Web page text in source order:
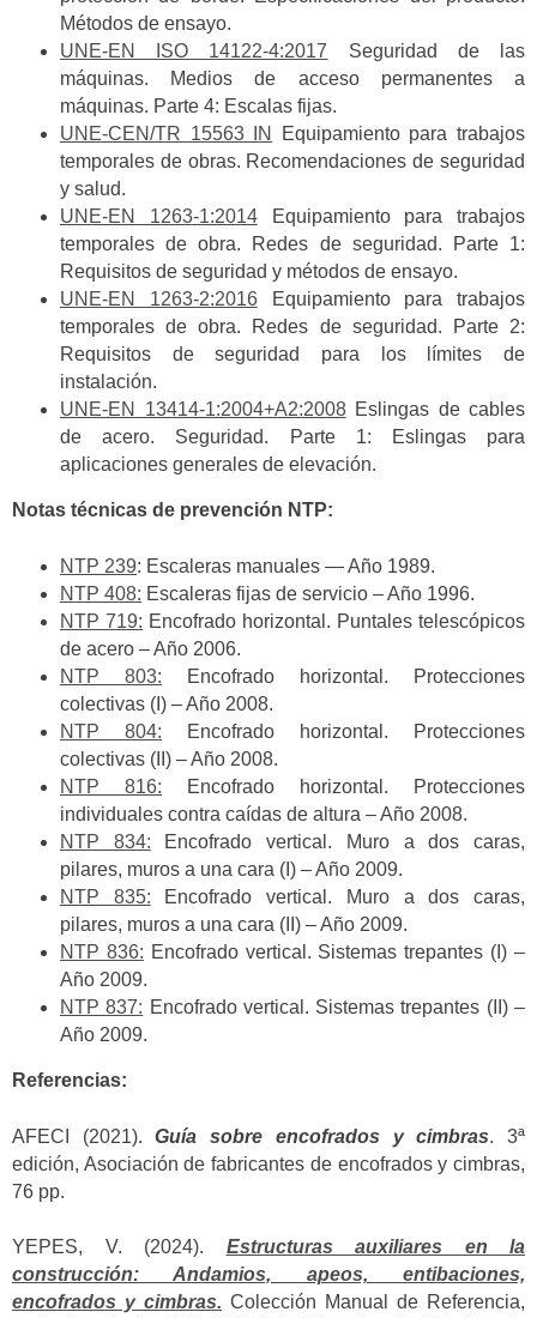
Métodos de ensayo.
UNE-EN ISO 14122-4:2017 Seguridad de las
máquinas. Medios de acceso permanentes a
máquinas. Parte 4: Escalas fijas.
UNE-CEN/TR 15563 IN
Equipamiento para trabajos
temporales de obras. Recomendaciones de seguridad
y salud.
UNE-EN 1263-1:2014Equipamiento para trabajos
temporales de obra. Redes de seguridad. Parte 1:
Requisitos de seguridad y métodos de ensayo.
UNE-EN 1263-2:2016Equipamiento para trabajos
temporales de obra. Redes de seguridad. Parte 2:
Requisitos de seguridad para los límites de
instalación.
UNE-EN 13414-1:2004+A2:2008Eslingas de cables
de acero. Seguridad. Parte 1: Eslingas para
aplicaciones generales de elevación.
Notas técnicas de prevención NTP:
NTP 239: Escaleras manuales — Año 1989.
NTP 408: Escaleras fijas de servicio – Año 1996.
NTP 719: Encofrado horizontal. Puntales telescópicos
de acero – Año 2006.
NTP 803: Encofrado horizontal. Protecciones
colectivas (I) – Año 2008.
NTP 804: Encofrado horizontal. Protecciones
colectivas (II) – Año 2008.
NTP 816: Encofrado horizontal. Protecciones
individuales contra caídas de altura – Año 2008.
NTP 834: Encofrado vertical. Muro a dos caras,
pilares, muros a una cara (I) – Año 2009.
NTP 835: Encofrado vertical. Muro a dos caras,
pilares, muros a una cara (II) – Año 2009.
NTP 836: Encofrado vertical. Sistemas trepantes (I) –
Año 2009.
NTP 837: Encofrado vertical. Sistemas trepantes (II) –
Año 2009.
Referencias:
AFECI (2021).Guía sobre encofrados y cimbras. 3ª
edición, Asociación de fabricantes de encofrados y cimbras,
76 pp.
YEPES, V. (2024). Estructuras auxiliares en la
construcción: Andamios, apeos, entibaciones,
encofrados y cimbras. Colección Manual de Referencia,